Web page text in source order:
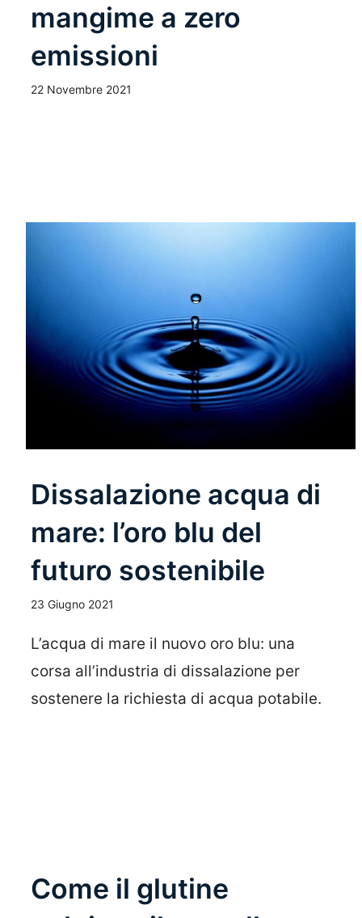
mangime a zero
emissioni
22 Novembre 2021
Dissalazione acqua di
mare: l’oro blu del
futuro sostenibile
23 Giugno 2021
L’acqua di mare il nuovo oro blu: una
corsa all’industria di dissalazione per
sostenere la richiesta di acqua potabile.
Come il glutine